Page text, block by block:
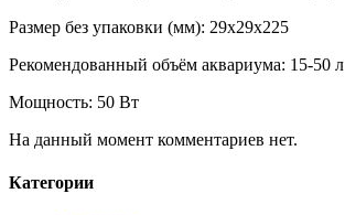
Размер без упаковки (мм): 29x29x225
Рекомендованный объём аквариума: 15-50 л
Мощность: 50 Вт
На данный момент комментариев нет.
Категории